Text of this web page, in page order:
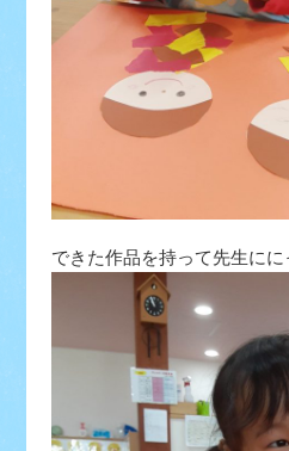
できた作品を持って先生にに